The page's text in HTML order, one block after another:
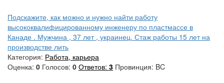
Подскажите, как можно и нужно найти работу
высококвалифицированному инженеру по пластмассе в
Канаде . Мужчина , 37 лет , украинец. Стаж работы 15 лет на
производстве лить
Категория: Работа, карьера
Оценка: 0 Голосов: 0 Ответов: 3 Провинция: BC